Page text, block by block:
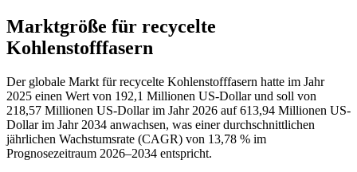
Marktgröße für recycelte
Kohlenstofffasern
Der globale Markt für recycelte Kohlenstofffasern hatte im Jahr
2025 einen Wert von 192,1 Millionen US-Dollar und soll von
218,57 Millionen US-Dollar im Jahr 2026 auf 613,94 Millionen US-
Dollar im Jahr 2034 anwachsen, was einer durchschnittlichen
jährlichen Wachstumsrate (CAGR) von 13,78 % im
Prognosezeitraum 2026–2034 entspricht.